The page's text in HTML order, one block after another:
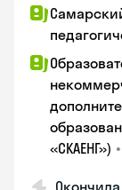
«СКАЕНГ») •